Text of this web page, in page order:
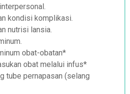
kondisi komplikasi.
nutrisi lansia.
obat-obatan*
obat melalui infus*
tube pernapasan (selang